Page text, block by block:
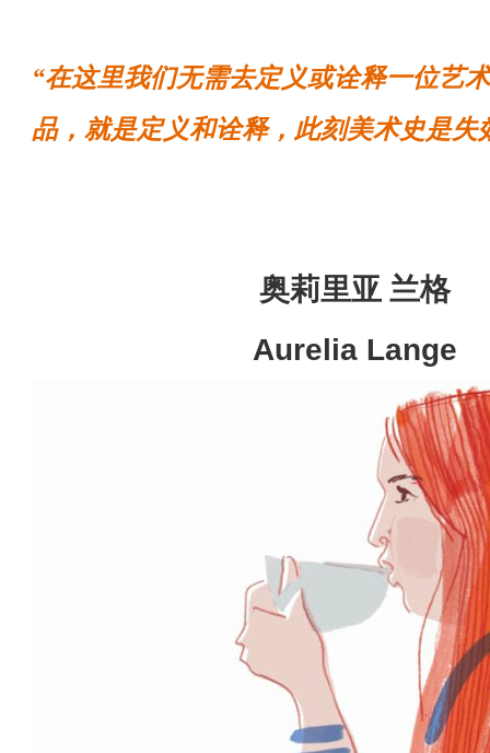
“在这里我们无需去定义或诠释一位艺
品，就是定义和诠释，此刻美术史是失
奥莉里亚 兰格
Aurelia Lange